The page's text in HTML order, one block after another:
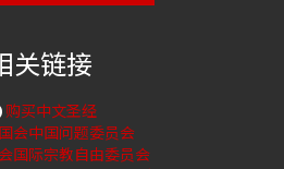
关链接
购买中文圣经
会中国问题委员会
国际宗教自由委员会